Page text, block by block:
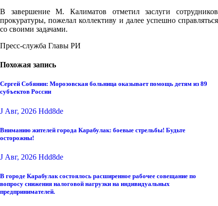
В завершение М. Калиматов отметил заслуги сотрудников
прокуратуры, пожелал коллективу и далее успешно справляться
со своими задачами.
Пресс-служба Главы РИ
Похожая запись
Сергей Собянин: Морозовская больница оказывает помощь детям из 89
субъектов России
J Авг, 2026 Hdd8de
Вниманию жителей города Карабулак: боевые стрельбы! Будьте
осторожны!
J Авг, 2026 Hdd8de
В городе Карабулак состоялось расширенное рабочее совещание по
вопросу снижения налоговой нагрузки на индивидуальных
предпринимателей.